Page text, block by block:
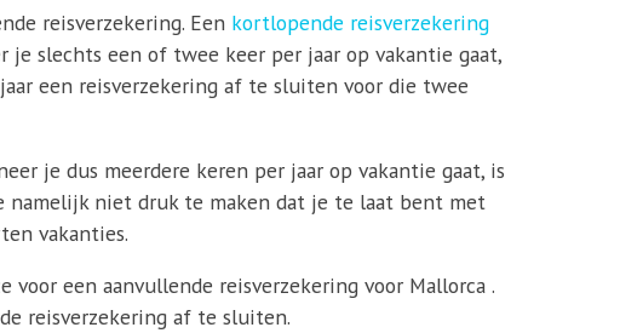
reisverzekering. Een kortlopende reisverzekering
je slechts een of twee keer per jaar op vakantie gaat,
een reisverzekering af te sluiten voor die twee
je dus meerdere keren per jaar op vakantie gaat, is
namelijk niet druk te maken dat je te laat bent met
vakanties.
voor een aanvullende reisverzekering voor Mallorca .
reisverzekering af te sluiten.